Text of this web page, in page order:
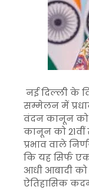
नई दिल्ली के
सम्मेलन में
वंदन कानून को
कानून को
प्रभाव वाले
कि यह सिर्फ
आधी आबादी
ऐतिहासिक